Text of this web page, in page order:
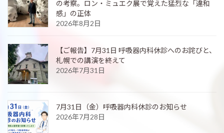
の考察。ロン・ミュエク展で覚えた猛烈な「違和
感」の正体
2026年8月2日
【ご報告】7月31日 呼吸器内科休診へのお詫びと、
札幌での講演を終えて
2026年7月31日
7月31日（金）呼吸器内科休診のお知らせ
2026年7月28日